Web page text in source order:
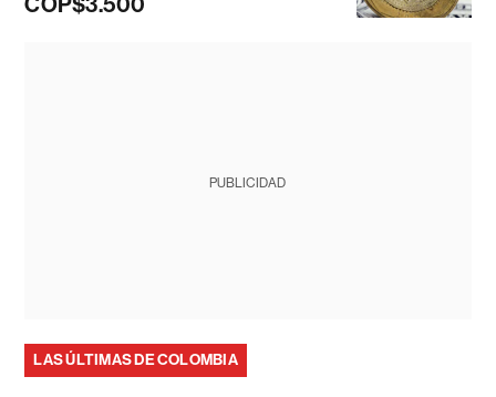
PUBLICIDAD
LAS ÚLTIMAS DE COLOMBIA